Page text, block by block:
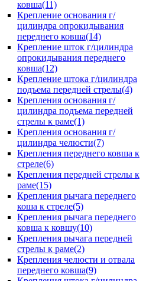
ковша(11)
Крепление основания г/
цилиндра опрокидывания
переднего ковша(14)
Крепление шток г/цилиндра
опрокидывания переднего
ковша(12)
Крепление штока г/цилиндра
подъема передней стрелы(4)
Крепления основания г/
цилиндра подъема передней
стрелы к раме(1)
Крепления основания г/
цилиндра челюсти(7)
Крепления переднего ковша к
стреле(6)
Крепления передней стрелы к
раме(15)
Крепления рычага переднего
коша к стреле(5)
Крепления рычага переднего
ковша к ковшу(10)
Крепления рычага передней
стрелы к раме(2)
Крепления челюсти и отвала
переднего ковша(9)